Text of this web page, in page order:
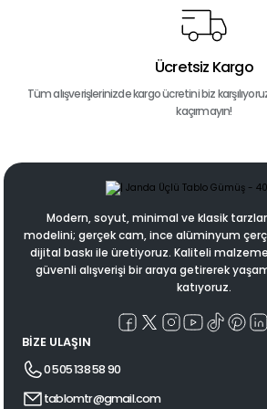
Ücretsiz Kargo
Tüm alışverişlerinizde kargo ücretini biz
kaçırmayın!
Modern, soyut, minimal ve klasik
modelini; gerçek cam, ince alüminyum
dijital baskı ile üretiyoruz. Kaliteli
güvenli alışverişi bir araya getirerek
katıyoruz.
BİZE ULAŞIN
0 505 138 58 90
tablomtr@gmail.com